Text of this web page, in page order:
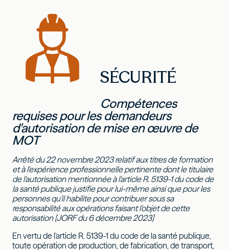
SÉCURITÉ
Compétences
requises pour les demandeurs
d'autorisation de mise en œuvre de
MOT
Arrêté du 22 novembre 2023 relatif aux titres de formation
et à l'expérience professionnelle pertinente dont le titulaire
de l'autorisation mentionnée à l'article R. 5139-1 du code de
la santé publique justifie pour lui-même ainsi que pour les
personnes qu'il habilite pour contribuer sous sa
responsabilité aux opérations faisant l'objet de cette
autorisation [JORF du 6 décembre 2023]
En vertu de l'article R. 5139-1 du code de la santé publique,
toute opération de production, de fabrication, de transport,